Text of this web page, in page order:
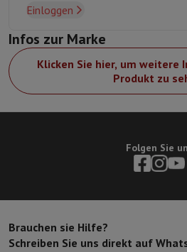
Einloggen
Infos zur Marke
Klicken Sie hier, um weitere
Produkt zu
Folgen Sie
Brauchen sie Hilfe?
Schreiben Sie uns direkt auf